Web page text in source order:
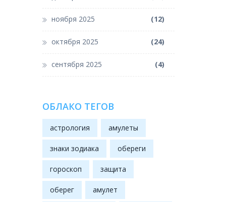
ноября 2025 (12)
октября 2025 (24)
сентября 2025 (4)
ОБЛАКО ТЕГОВ
астрология амулеты
знаки зодиака обереги
гороскоп защита
оберег амулет